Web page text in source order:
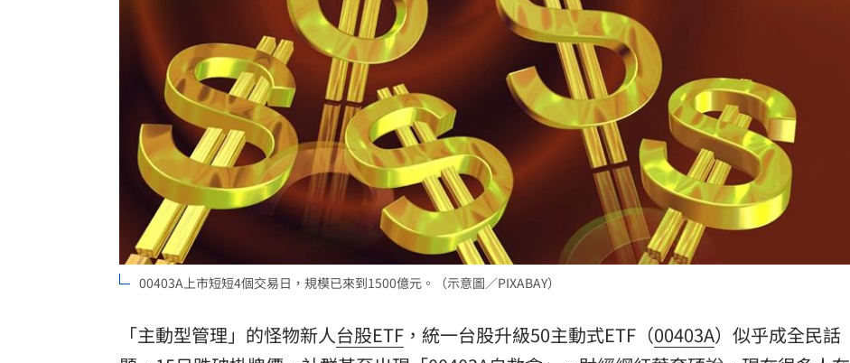
15:27
三立iNEWS新聞台線上直播 18:00
理想混蛋號召粉絲跨海追星吃美食！ 18:15
00403A上市短短4個交易日，規模已來到1500億元。（示意圖／PIXABAY）
「主動型管理」的怪物新人台股ETF ，統一台股升級50主動式ETF（00403A）似乎成全民話